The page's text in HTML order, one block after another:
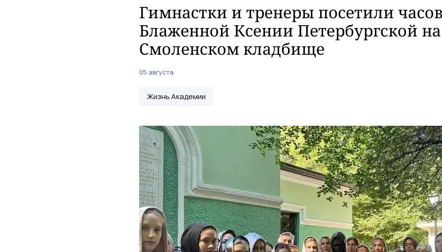
Гимнастки и тренеры посетили
Блаженной Ксении Петербургской на
Смоленском кладбище
05 августа
Жизнь Академии